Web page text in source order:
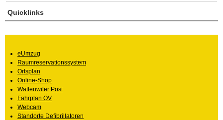
Quicklinks
eUmzug
Raumreservationssystem
Ortsplan
Online-Shop
Wattenwiler Post
Fahrplan ÖV
Webcam
Standorte Defibrillatoren